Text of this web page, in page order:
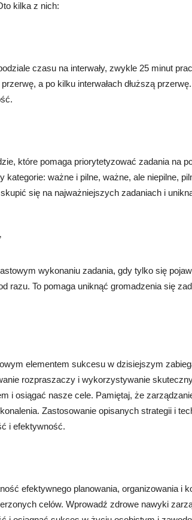
kilka z nich:
czasu na interwały, zwykle 25 minut
a po kilku interwałach dłuższą
które pomaga priorytetyzować zadania na
kategorie: ważne i pilne, ważne, ale niepilne,
się na najważniejszych zadaniach i
wykonaniu zadania, gdy tylko się
razu. To pomaga uniknąć gromadzenia się
elementem sukcesu w dzisiejszym
rozpraszaczy i wykorzystywanie
i osiągać nasze cele. Pamiętaj, że
Zastosowanie opisanych strategii i
i efektywność.
efektywnego planowania, organizowania i
celów. Wprowadź zdrowe nawyki